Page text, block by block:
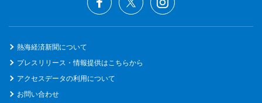
熱海経済新聞について
プレスリリース・情報提供はこちらから
アクセスデータの利用について
お問い合わせ